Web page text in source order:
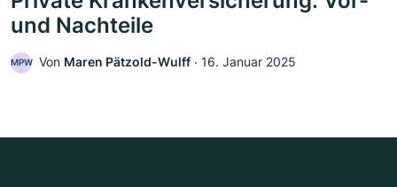
und Nachteile
MPW Von Maren Pätzold-Wulff ‧ 16. Januar 2025